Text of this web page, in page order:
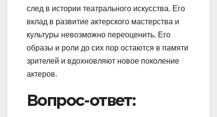
след в истории театрального искусства. Его
вклад в развитие актерского мастерства и
культуры невозможно переоценить. Его
образы и роли до сих пор остаются в памяти
зрителей и вдохновляют новое поколение
актеров.
Вопрос-ответ: